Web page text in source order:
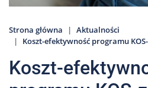
Strona główna
Aktualności
Koszt-efektywność programu
Koszt-